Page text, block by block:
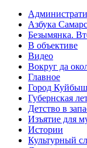
Азбука
Безымянка.
В объективе
Видео
Вокруг да
Главное
Город
Губернская
Детство в
Изъятие для
Истории
Культурный